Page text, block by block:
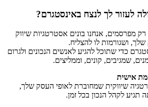
לעזור לך לנצח באינסטגרם?
רק מפרסמים, אנחנו בונים אסטרטגיות שיווק
ושגורמות לו להצליח.
כדי שתוכל להגיע לאנשים הנכונים ולגרום
שמגיבים, קונים, וממליצים.
אישית
שיווקית שמחוברת לאופי העסק שלך,
תגיע לקהל הנכון בכל זמן.